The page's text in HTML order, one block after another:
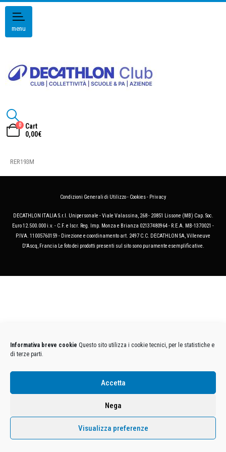
Informativa breve cookie Questo sito utilizza i cookie tecnici, per le statistiche e
di terze parti.
Accetta
Nega
Visualizza preferenze
menu
0
Cart
0,00€
RER193M
Condizioni Generali di Utilizzo- Cookies- Privacy
DECATHLON ITALIA S.r.l. Unipersonale - Viale Valassina, 268 - 20851 Lissone (MB) Cap. Soc.
Euro 12.500.000 i.v. - C.F. e Iscr. Reg. Imp. Monza e Brianza 02137480964 - R.E.A. MB-1370021 -
P.IVA. 11005760159 - Direzione e coordinamento art. 2497 C.C. DECATHLON SA, Villeneuve
D'Ascq, Francia Le foto dei prodotti presenti sul sito sono puramente esemplificative.